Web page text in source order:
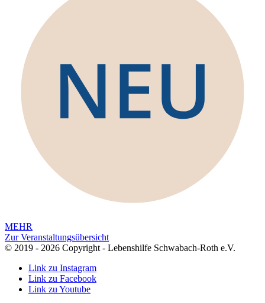
MEHR
Zur Veranstaltungsübersicht
© 2019 - 2026 Copyright - Lebenshilfe Schwabach-Roth e.V.
Link zu Instagram
Link zu Facebook
Link zu Youtube